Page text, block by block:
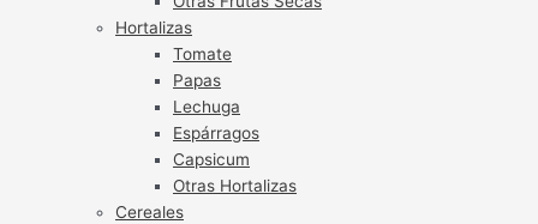
Hortalizas
Tomate
Papas
Lechuga
Espárragos
Capsicum
Otras Hortalizas
Cereales